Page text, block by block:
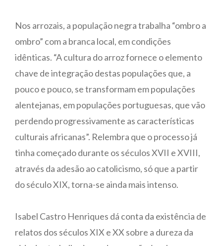
Nos arrozais, a população negra trabalha “ombro a
ombro” com a branca local, em condições
idênticas. “A cultura do arroz fornece o elemento
chave de integração destas populações que, a
pouco e pouco, se transformam em populações
alentejanas, em populações portuguesas, que vão
perdendo progressivamente as características
culturais africanas”. Relembra que o processo já
tinha começado durante os séculos XVII e XVIII,
através da adesão ao catolicismo, só que a partir
do século XIX, torna-se ainda mais intenso.
Isabel Castro Henriques dá conta da existência de
relatos dos séculos XIX e XX sobre a dureza da